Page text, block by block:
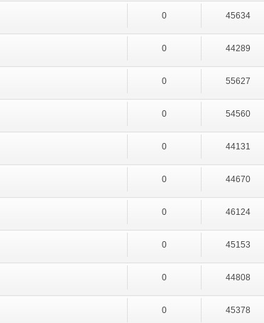
0 45634
0 44289
0 55627
0 54560
0 44131
0 44670
0 46124
0 45153
0 44808
0 45378